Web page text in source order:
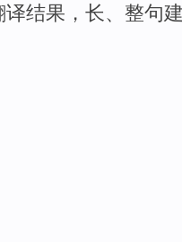
译结果，长、整句